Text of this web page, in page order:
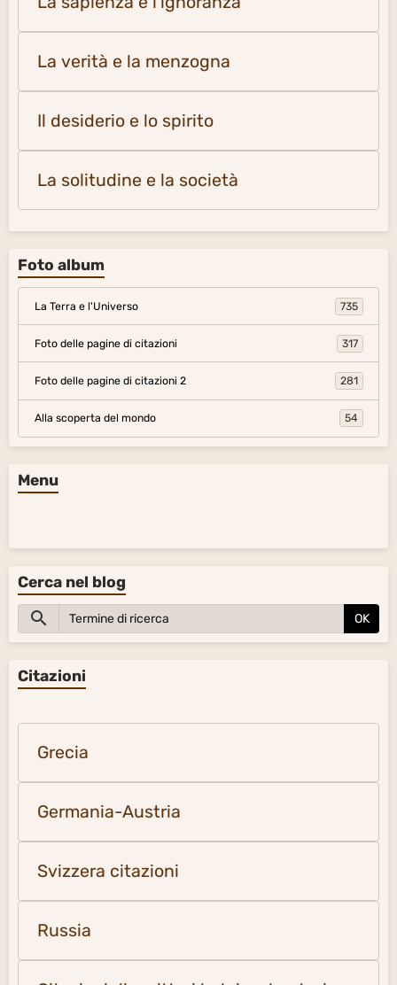
La verità e la menzogna
Il desiderio e lo spirito
La solitudine e la società
Foto album
La Terra e l'Universo 735
Foto delle pagine di citazioni 317
Foto delle pagine di citazioni 2 281
Alla scoperta del mondo 54
Menu
Cerca nel blog
OK
Citazioni
Grecia
Germania-Austria
Svizzera citazioni
Russia